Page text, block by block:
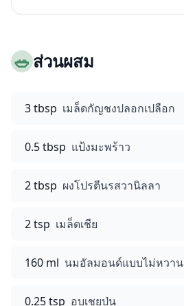
🥗ส่วนผสม
3 tbsp เมล็ดกัญชงปลอกเปลือก
0.5 tbsp แป้งมะพร้าว
2 tbsp ผงโปรตีนรสวานิลลา
2 tsp เมล็ดเชีย
160 ml นมอัลมอนด์แบบไม่หวาน
0.25 tsp อบเชยป่น